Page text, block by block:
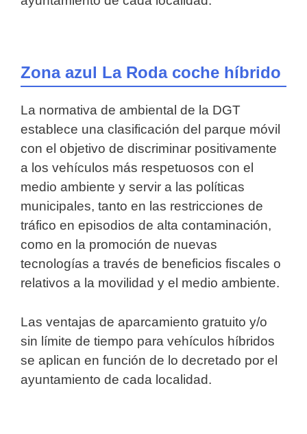
Zona azul La Roda coche híbrido
La normativa de ambiental de la DGT
establece una clasificación del parque móvil
con el objetivo de discriminar positivamente
a los vehículos más respetuosos con el
medio ambiente y servir a las políticas
municipales, tanto en las restricciones de
tráfico en episodios de alta contaminación,
como en la promoción de nuevas
tecnologías a través de beneficios fiscales o
relativos a la movilidad y el medio ambiente.
Las ventajas de aparcamiento gratuito y/o
sin límite de tiempo para vehículos híbridos
se aplican en función de lo decretado por el
ayuntamiento de cada localidad.